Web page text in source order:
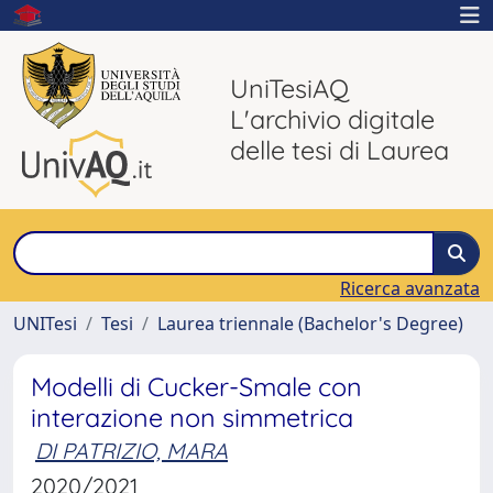
UniTesiAQ
L'archivio digitale
delle tesi di Laurea
Ricerca avanzata
UNITesi
Tesi Laurea triennale (Bachelor's Degree)
Modelli di Cucker-Smale con
interazione non simmetrica
DI PATRIZIO, MARA
2020/2021